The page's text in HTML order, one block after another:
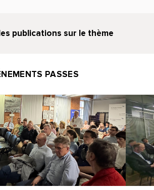
publications sur le thème
PASSES